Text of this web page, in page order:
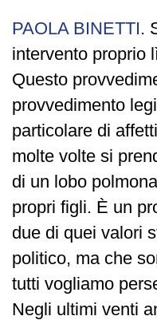
PAOLA BINETTI.
intervento proprio
Questo
provvedimento
particolare di
molte volte si
di un lobo
propri figli. È un
due di quei valori
politico, ma che
tutti vogliamo
Negli ultimi venti